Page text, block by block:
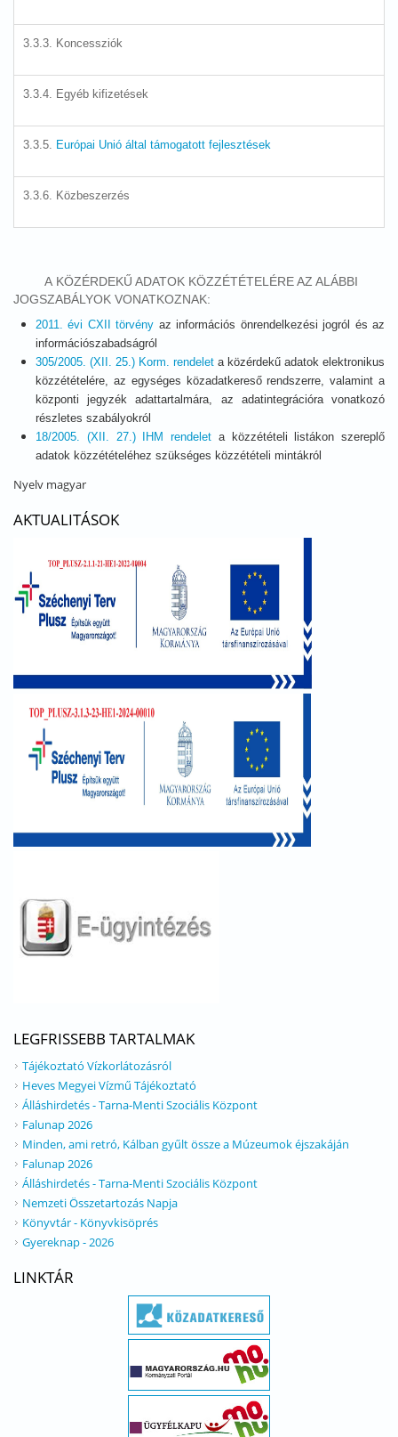
3.3.3. Koncessziók
3.3.4. Egyéb kifizetések
3.3.5. Európai Unió által támogatott fejlesztések
3.3.6. Közbeszerzés
A KÖZÉRDEKŰ ADATOK KÖZZÉTÉTELÉRE AZ ALÁBBI
JOGSZABÁLYOK VONATKOZNAK:
2011. évi CXII törvény az információs önrendelkezési jogról és az
információszabadságról
305/2005. (XII. 25.) Korm. rendelet a közérdekű adatok elektronikus
közzétételére, az egységes közadatkereső rendszerre, valamint a
központi jegyzék adattartalmára, az adatintegrációra vonatkozó
részletes szabályokról
18/2005. (XII. 27.) IHM rendelet a közzétételi listákon szereplő
adatok közzétételéhez szükséges közzétételi mintákról
Nyelv magyar
AKTUALITÁSOK
LEGFRISSEBB TARTALMAK
Tájékoztató Vízkorlátozásról
Heves Megyei Vízmű Tájékoztató
Álláshirdetés - Tarna-Menti Szociális Központ
Falunap 2026
Minden, ami retró, Kálban gyűlt össze a Múzeumok éjszakáján
Falunap 2026
Álláshirdetés - Tarna-Menti Szociális Központ
Nemzeti Összetartozás Napja
Könyvtár - Könyvkisöprés
Gyereknap - 2026
LINKTÁR